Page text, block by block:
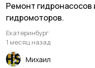
Ремонт гидронасосов
гидромоторов.
Екатеринбург
1 месяц назад
Михаил